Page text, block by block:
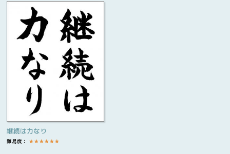
継続は力なり
難易度： ★★★★★★